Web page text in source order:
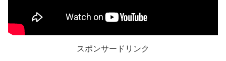
スポンサードリンク